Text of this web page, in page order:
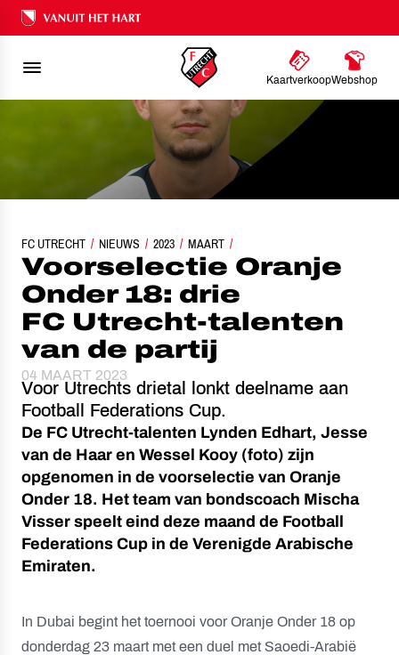
Ons nalatenschap
KaartverkoopWebshop
FC UTRECHT NIEUWS 2023 MAART
VOORSELECTIE ORANJE ONDER 18: DRIE FC UTRECHT-TALENTEN VAN DE
Voorselectie Oranje
Onder 18: drie
FC Utrecht-talenten
van de partij
04 MAART 2023
Voor Utrechts drietal lonkt deelname aan
Football Federations Cup.
De FC Utrecht-talenten Lynden Edhart, Jesse
van de Haar en Wessel Kooy (foto) zijn
opgenomen in de voorselectie van Oranje
Onder 18. Het team van bondscoach Mischa
Visser speelt eind deze maand de Football
Federations Cup in de Verenigde Arabische
Emiraten.
In Dubai begint het toernooi voor Oranje Onder 18 op
donderdag 23 maart met een duel met Saoedi-Arabië